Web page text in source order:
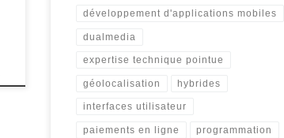
développement d'applications mobiles
dualmedia
expertise technique pointue
géolocalisation hybrides
interfaces utilisateur
paiements en ligne programmation